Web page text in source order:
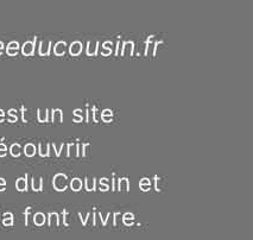
un site
du Cousin et
font vivre.